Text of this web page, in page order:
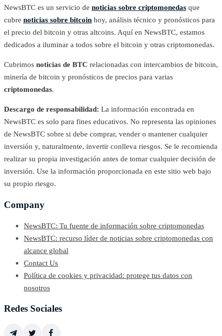
NewsBTC es un servicio de noticias sobre criptomonedas que
cubre noticias sobre bitcoin hoy, análisis técnico y pronósticos para
el precio del bitcoin y otras altcoins. Aquí en NewsBTC, estamos
dedicados a iluminar a todos sobre el bitcoin y otras criptomonedas.
Cubrimos noticias de BTC relacionadas con intercambios de bitcoin,
minería de bitcoin y pronósticos de precios para varias
criptomonedas.
Descargo de responsabilidad: La información encontrada en
NewsBTC es solo para fines educativos. No representa las opiniones
de NewsBTC sobre si debe comprar, vender o mantener cualquier
inversión y, naturalmente, invertir conlleva riesgos. Se le recomienda
realizar su propia investigación antes de tomar cualquier decisión de
inversión. Use la información proporcionada en este sitio web bajo
su propio riesgo.
Company
NewsBTC: Tu fuente de información sobre criptomonedas
NewsBTC: recurso líder de noticias sobre criptomonedas con
alcance global
Contact Us
Política de cookies y privacidad: protege tus datos con
nosotros
Redes Sociales